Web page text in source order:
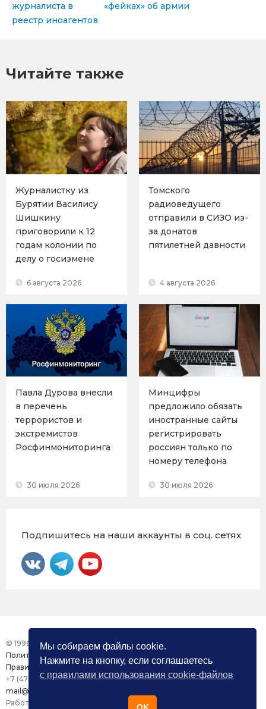
журналиста в
реестр иноагентов
«фейках» об армии
Читайте также
Журналистку из
Бурятии Василису
Шишкину
приговорили к 12
годам колонии по
делу о госизмене
6 августа 2026
Томского
радиоведущего
отправили в СИЗО из-
за донатов
пятилетней давности
4 августа 2026
Павла Дурова внесли
в перечень
террористов и
экстремистов
Росфинмониторинга
30 июля 2026
Минцифры
предложило обязать
иностранные сайты
регистрировать
россиян только по
номеру телефона
30 июля 2026
Подпишитесь на наши аккаунты в соц. сетях
© 1996 – 2026 Фонд «Центр Защиты Прав СМИ»
Политика конфиденциальности
Правила использования сайта
+7 (473) 277-82-26
mail@mmdc.ru
Работа сайта поддерживается ООО «Медиазащита»
Мы собираем файлы cookie.
Нажмите на кнопку, если соглашаетесь
с правилами использования cookie-файлов